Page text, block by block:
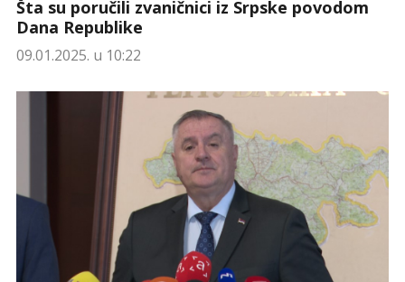
Šta su poručili zvaničnici iz Srpske povodom
Dana Republike
09.01.2025. u 10:22